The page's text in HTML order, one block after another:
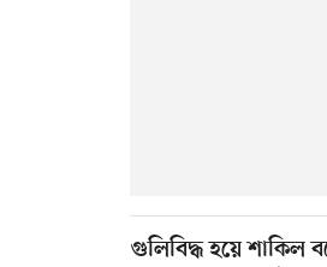
গুলিবিদ্ধ হয়ে শাকিল